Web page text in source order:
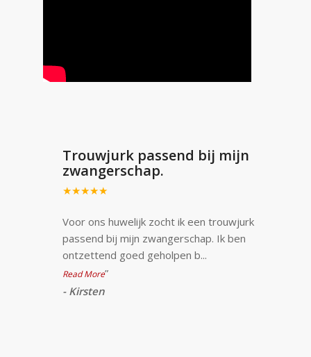
Trouwjurk passend bij mijn
zwangerschap.
★★★★★
Voor ons huwelijk zocht ik een trouwjurk
passend bij mijn zwangerschap. Ik ben
ontzettend goed geholpen b...
Read More”
- Kirsten